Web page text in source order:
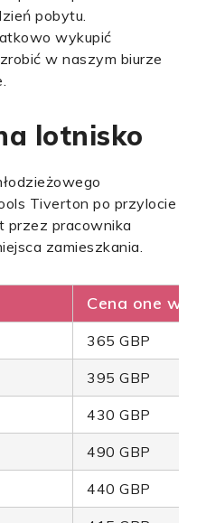
pobytu.
wykupić
w naszym biurze
lotnisko
Tiverton po przylocie
przez pracownika
zamieszkania.
Cena one way
365 GBP
395 GBP
430 GBP
490 GBP
440 GBP